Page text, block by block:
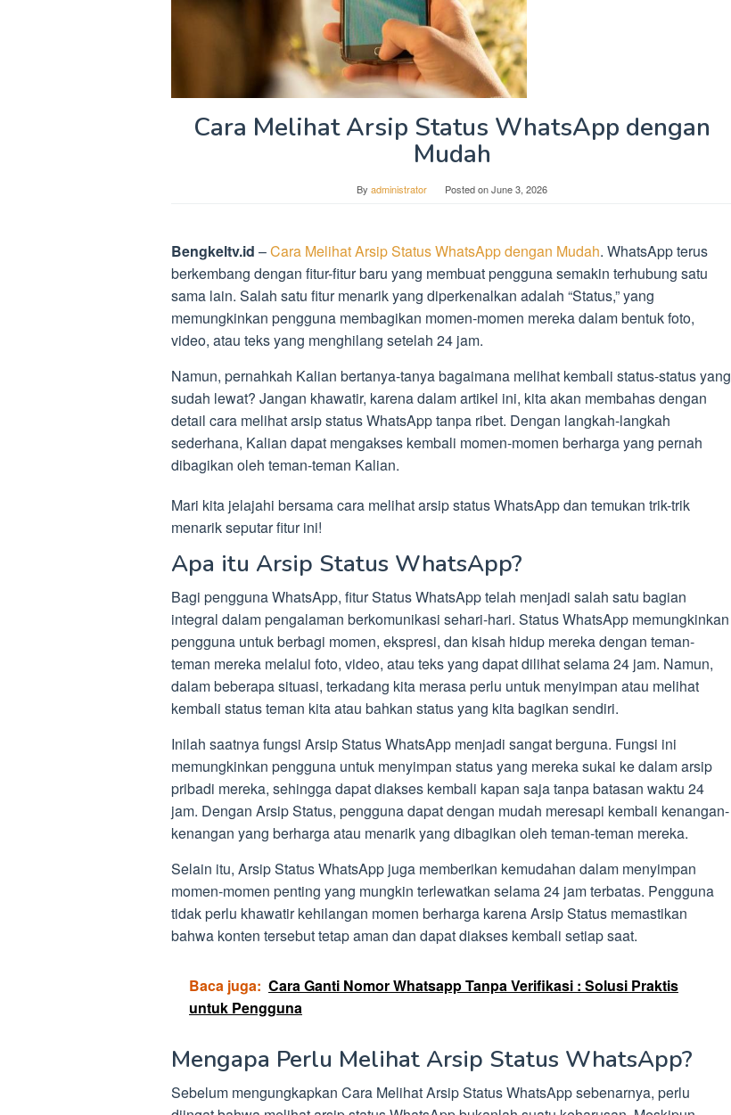
Cara Melihat Arsip Status WhatsApp dengan
Mudah
By administrator Posted onJune 3, 2026
Bengkeltv.id –Cara Melihat Arsip Status WhatsApp dengan Mudah. WhatsApp terus
berkembang dengan fitur-fitur baru yang membuat pengguna semakin terhubung satu
sama lain. Salah satu fitur menarik yang diperkenalkan adalah “Status,” yang
memungkinkan pengguna membagikan momen-momen mereka dalam bentuk foto,
video, atau teks yang menghilang setelah 24 jam.
Namun, pernahkah Kalian bertanya-tanya bagaimana melihat kembali status-status yang
sudah lewat? Jangan khawatir, karena dalam artikel ini, kita akan membahas dengan
detail cara melihat arsip status WhatsApp tanpa ribet. Dengan langkah-langkah
sederhana, Kalian dapat mengakses kembali momen-momen berharga yang pernah
dibagikan oleh teman-teman Kalian.
Mari kita jelajahi bersama cara melihat arsip status WhatsApp dan temukan trik-trik
menarik seputar fitur ini!
Apa itu Arsip Status WhatsApp?
Bagi pengguna WhatsApp, fitur Status WhatsApp telah menjadi salah satu bagian
integral dalam pengalaman berkomunikasi sehari-hari. Status WhatsApp memungkinkan
pengguna untuk berbagi momen, ekspresi, dan kisah hidup mereka dengan teman-
teman mereka melalui foto, video, atau teks yang dapat dilihat selama 24 jam. Namun,
dalam beberapa situasi, terkadang kita merasa perlu untuk menyimpan atau melihat
kembali status teman kita atau bahkan status yang kita bagikan sendiri.
Inilah saatnya fungsi Arsip Status WhatsApp menjadi sangat berguna. Fungsi ini
memungkinkan pengguna untuk menyimpan status yang mereka sukai ke dalam arsip
pribadi mereka, sehingga dapat diakses kembali kapan saja tanpa batasan waktu 24
jam. Dengan Arsip Status, pengguna dapat dengan mudah meresapi kembali kenangan-
kenangan yang berharga atau menarik yang dibagikan oleh teman-teman mereka.
Selain itu, Arsip Status WhatsApp juga memberikan kemudahan dalam menyimpan
momen-momen penting yang mungkin terlewatkan selama 24 jam terbatas. Pengguna
tidak perlu khawatir kehilangan momen berharga karena Arsip Status memastikan
bahwa konten tersebut tetap aman dan dapat diakses kembali setiap saat.
Baca juga: Cara Ganti Nomor Whatsapp Tanpa Verifikasi : Solusi Praktis
untuk Pengguna
Mengapa Perlu Melihat Arsip Status WhatsApp?
Sebelum mengungkapkan Cara Melihat Arsip Status WhatsApp sebenarnya, perlu